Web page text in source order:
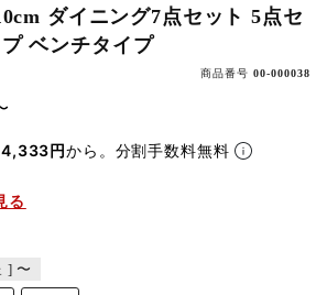
ダイニング7点セット 5点セ
ベンチタイプ
商品番号 00-000038
円から。分割手数料無料
る
] 〜